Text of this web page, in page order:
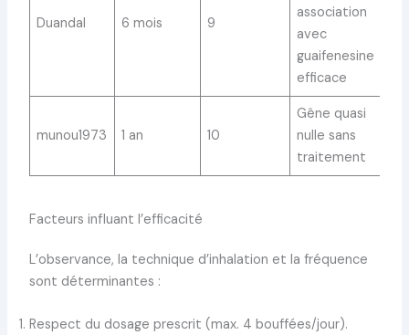
Duandal 6 mois 9
association
avec
guaifenesine
efficace
munou1973 1 an 10
Gêne quasi
nulle sans
traitement
Facteurs influant l’efficacité
L’observance, la technique d’inhalation et la fréquence
sont déterminantes :
Respect du dosage prescrit (max. 4 bouffées/jour).